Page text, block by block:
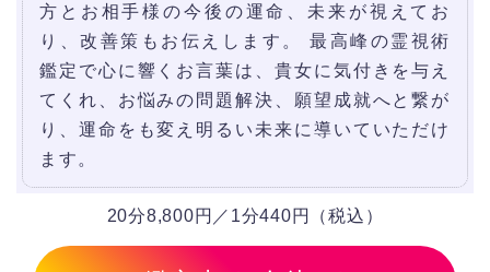
方とお相手様の今後の運命、未来が視えてお
り、改善策もお伝えします。 最高峰の霊視術
鑑定で心に響くお言葉は、貴女に気付きを与え
てくれ、お悩みの問題解決、願望成就へと繋が
り、運命をも変え明るい未来に導いていただけ
ます。
20分8,800円／1分440円（税込）